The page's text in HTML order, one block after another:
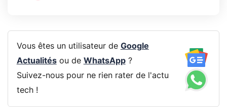
Vous êtes un utilisateur de Google
Actualitésou de WhatsApp?
Suivez-nous pour ne rien rater de l'actu
tech !